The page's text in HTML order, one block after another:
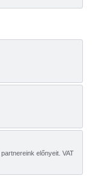
előnyeit. VAT